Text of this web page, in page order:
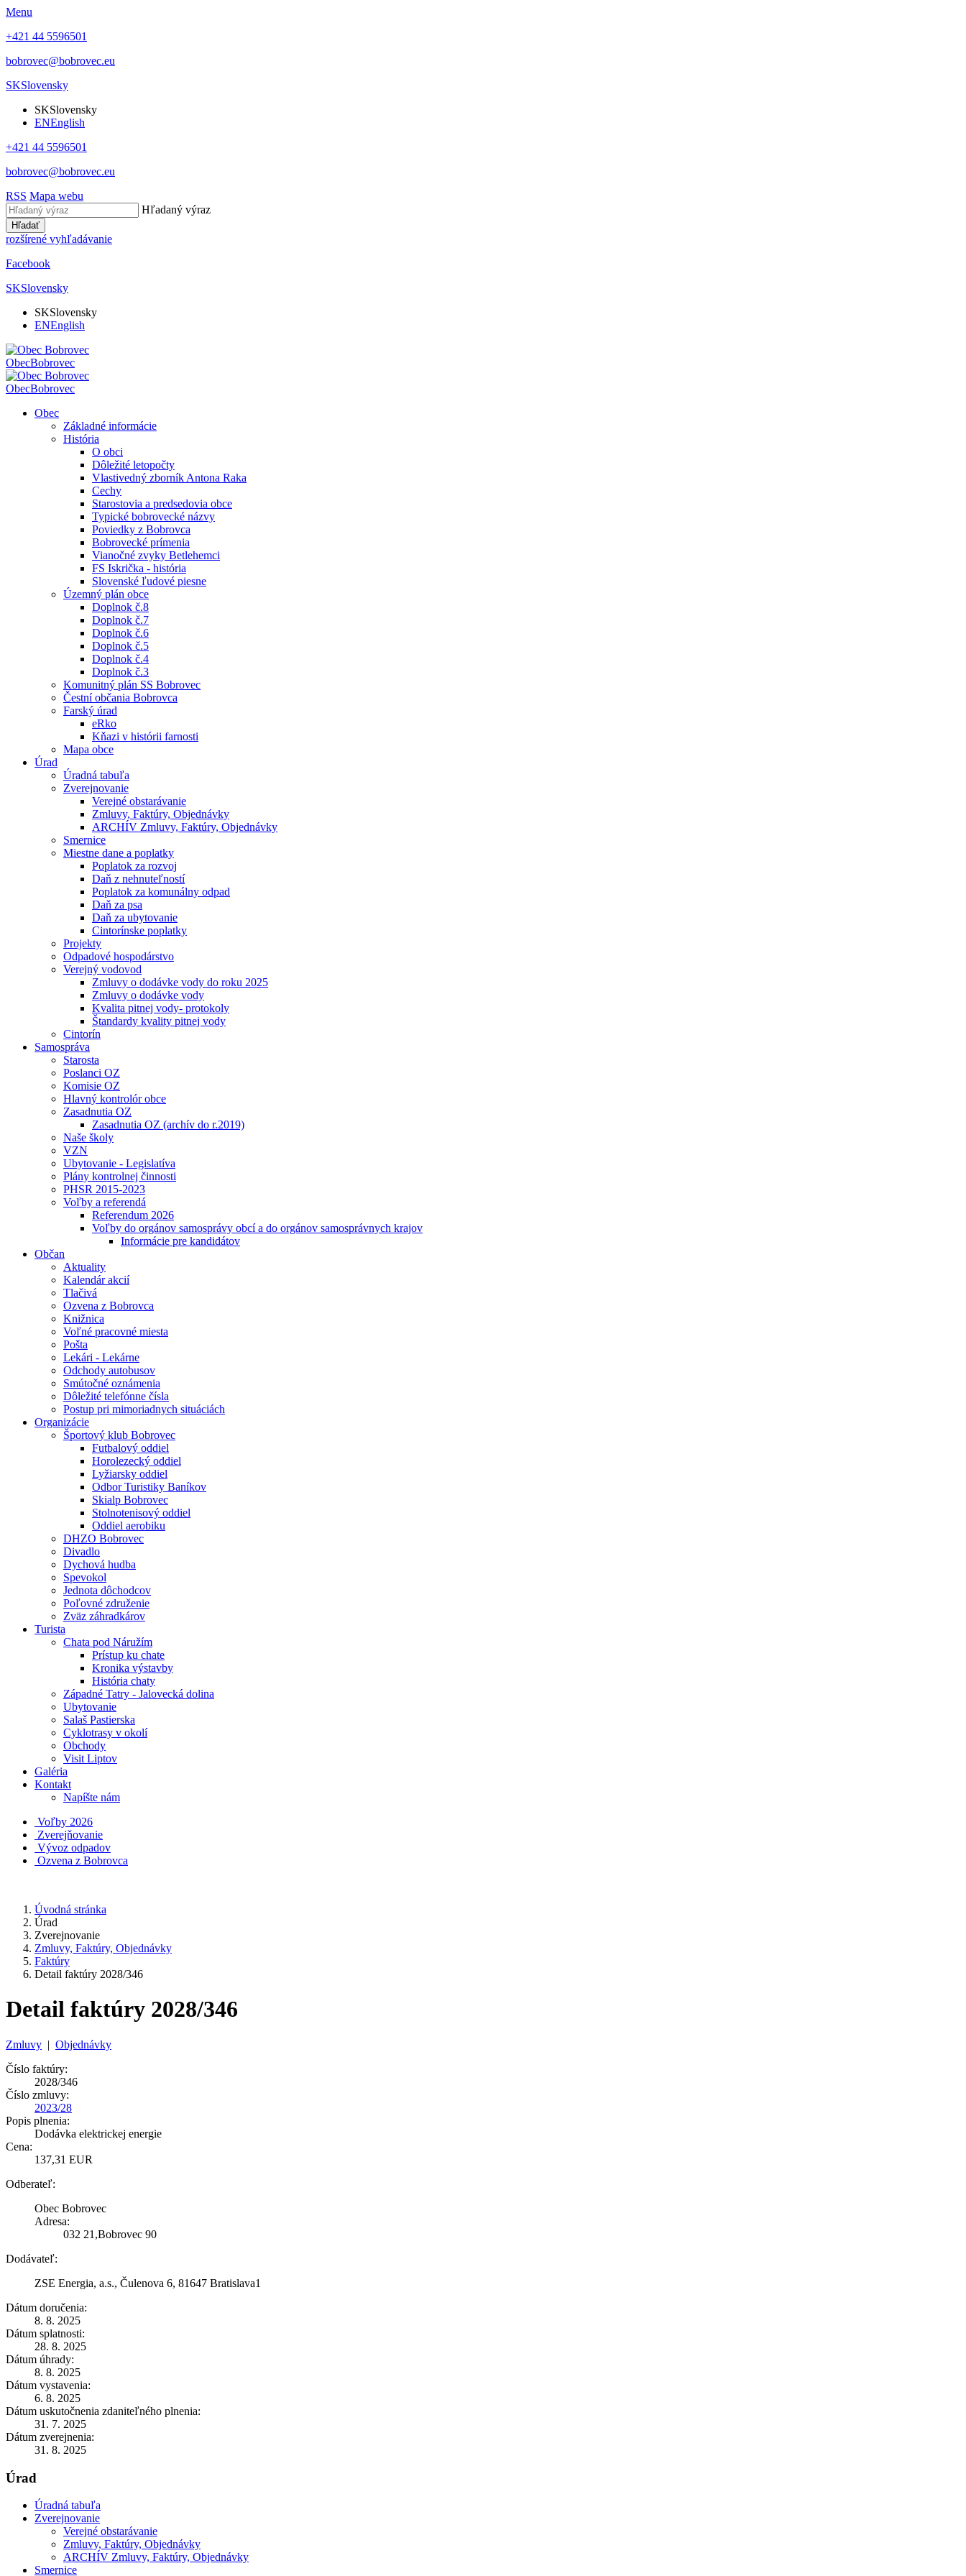
Menu
+421 44 5596501
bobrovec@bobrovec.eu
SKSlovensky
SKSlovensky
ENEnglish
+421 44 5596501
bobrovec@bobrovec.eu
RSS Mapa webu
Hľadaný výraz
Hľadať
rozšírené vyhľadávanie
Facebook
SKSlovensky
SKSlovensky
ENEnglish
ObecBobrovec
ObecBobrovec
Obec
Základné informácie
História
O obci
Dôležité letopočty
Vlastivedný zborník Antona Raka
Cechy
Starostovia a predsedovia obce
Typické bobrovecké názvy
Poviedky z Bobrovca
Bobrovecké prímenia
Vianočné zvyky Betlehemci
FS Iskrička - história
Slovenské ľudové piesne
Územný plán obce
Doplnok č.8
Doplnok č.7
Doplnok č.6
Doplnok č.5
Doplnok č.4
Doplnok č.3
Komunitný plán SS Bobrovec
Čestní občania Bobrovca
Farský úrad
eRko
Kňazi v histórii farnosti
Mapa obce
Úrad
Úradná tabuľa
Zverejnovanie
Verejné obstarávanie
Zmluvy, Faktúry, Objednávky
ARCHÍV Zmluvy, Faktúry, Objednávky
Smernice
Miestne dane a poplatky
Poplatok za rozvoj
Daň z nehnuteľností
Poplatok za komunálny odpad
Daň za psa
Daň za ubytovanie
Cintorínske poplatky
Projekty
Odpadové hospodárstvo
Verejný vodovod
Zmluvy o dodávke vody do roku 2025
Zmluvy o dodávke vody
Kvalita pitnej vody- protokoly
Štandardy kvality pitnej vody
Cintorín
Samospráva
Starosta
Poslanci OZ
Komisie OZ
Hlavný kontrolór obce
Zasadnutia OZ
Zasadnutia OZ (archív do r.2019)
Naše školy
VZN
Ubytovanie - Legislatíva
Plány kontrolnej činnosti
PHSR 2015-2023
Voľby a referendá
Referendum 2026
Voľby do orgánov samosprávy obcí a do orgánov samosprávnych krajov
Informácie pre kandidátov
Občan
Aktuality
Kalendár akcií
Tlačivá
Ozvena z Bobrovca
Knižnica
Voľné pracovné miesta
Pošta
Lekári - Lekárne
Odchody autobusov
Smútočné oznámenia
Dôležité telefónne čísla
Postup pri mimoriadnych situáciách
Organizácie
Športový klub Bobrovec
Futbalový oddiel
Horolezecký oddiel
Lyžiarsky oddiel
Odbor Turistiky Baníkov
Skialp Bobrovec
Stolnotenisový oddiel
Oddiel aerobiku
DHZO Bobrovec
Divadlo
Dychová hudba
Spevokol
Jednota dôchodcov
Poľovné združenie
Zväz záhradkárov
Turista
Chata pod Náružím
Prístup ku chate
Kronika výstavby
História chaty
Západné Tatry - Jalovecká dolina
Ubytovanie
Salaš Pastierska
Cyklotrasy v okolí
Obchody
Visit Liptov
Galéria
Kontakt
Napíšte nám
Voľby 2026
Zverejňovanie
Vývoz odpadov
Ozvena z Bobrovca
Úvodná stránka
Úrad
Zverejnovanie
Zmluvy, Faktúry, Objednávky
Faktúry
Detail faktúry 2028/346
Detail faktúry 2028/346
Zmluvy | Objednávky
Číslo faktúry:
2028/346
Číslo zmluvy:
2023/28
Popis plnenia:
Dodávka elektrickej energie
Cena:
137,31 EUR
Odberateľ:
Obec Bobrovec
Adresa:
032 21,Bobrovec 90
Dodávateľ:
ZSE Energia, a.s., Čulenova 6, 81647 Bratislava1
Dátum doručenia:
8. 8. 2025
Dátum splatnosti:
28. 8. 2025
Dátum úhrady:
8. 8. 2025
Dátum vystavenia:
6. 8. 2025
Dátum uskutočnenia zdaniteľného plnenia:
31. 7. 2025
Dátum zverejnenia:
31. 8. 2025
Úrad
Úradná tabuľa
Zverejnovanie
Verejné obstarávanie
Zmluvy, Faktúry, Objednávky
ARCHÍV Zmluvy, Faktúry, Objednávky
Smernice